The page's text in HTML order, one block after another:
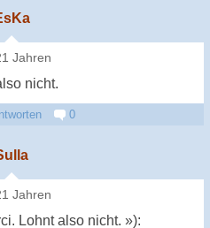
Jahren
nicht.
0
Jahren
Lohnt also nicht. »):